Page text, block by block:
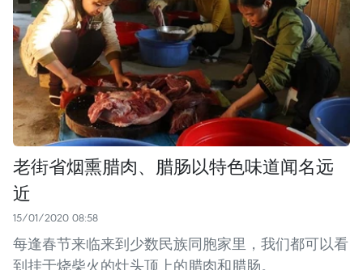
老街省烟熏腊肉、腊肠以特色味道闻名远
近
15/01/2020 08:58
每逢春节来临来到少数民族同胞家里，我们都可以看
到挂于烧柴火的灶头顶上的腊肉和腊肠。